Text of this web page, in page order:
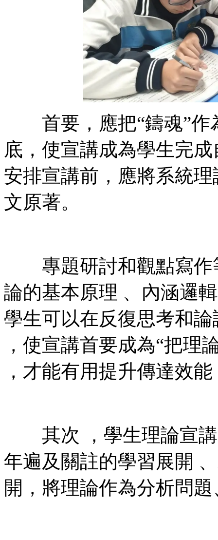
首要，應把“鑄魂”作
底，使宣講成為學生完
安排宣講前，應將系統
文原著。
專題研討和觀點寫作等
論的基本原理 、內涵邏輯
學生可以在反復思考和論
，使宣講首要成為“把
，才能有用提升傳達效能
其次 ，學生理論宣講
年遍及關註的學習展開 
開，將理論作為分析問題